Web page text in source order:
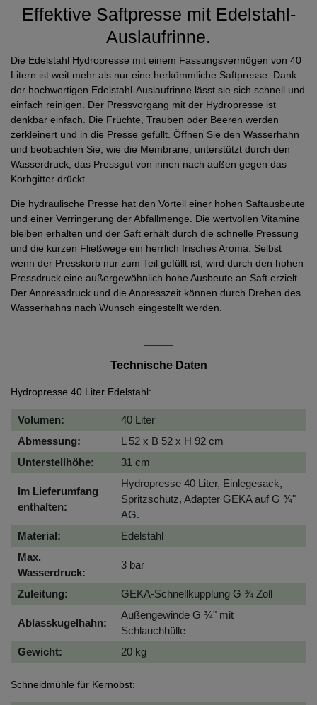
Effektive Saftpresse mit Edelstahl-
Auslaufrinne.
Die Edelstahl Hydropresse mit einem Fassungsvermögen von 40
Litern ist weit mehr als nur eine herkömmliche Saftpresse. Dank
der hochwertigen Edelstahl-Auslaufrinne lässt sie sich schnell und
einfach reinigen. Der Pressvorgang mit der Hydropresse ist
denkbar einfach. Die Früchte, Trauben oder Beeren werden
zerkleinert und in die Presse gefüllt. Öffnen Sie den Wasserhahn
und beobachten Sie, wie die Membrane, unterstützt durch den
Wasserdruck, das Pressgut von innen nach außen gegen das
Korbgitter drückt.
Die hydraulische Presse hat den Vorteil einer hohen Saftausbeute
und einer Verringerung der Abfallmenge. Die wertvollen Vitamine
bleiben erhalten und der Saft erhält durch die schnelle Pressung
und die kurzen Fließwege ein herrlich frisches Aroma. Selbst
wenn der Presskorb nur zum Teil gefüllt ist, wird durch den hohen
Pressdruck eine außergewöhnlich hohe Ausbeute an Saft erzielt.
Der Anpressdruck und die Anpresszeit können durch Drehen des
Wasserhahns nach Wunsch eingestellt werden.
Technische Daten
Hydropresse 40 Liter Edelstahl:
Volumen:
40 Liter
Abmessung:
L 52 x B 52 x H 92 cm
Unterstellhöhe:
31 cm
Im Lieferumfang
enthalten:
Hydropresse 40 Liter, Einlegesack,
Spritzschutz, Adapter GEKA auf G ¾"
AG.
Material:
Edelstahl
Max.
Wasserdruck:
3 bar
Zuleitung: GEKA-Schnellkupplung G ¾ Zoll
Ablasskugelhahn:
Außengewinde G ¾" mit
Schlauchhülle
Gewicht:
20 kg
Schneidmühle für Kernobst: